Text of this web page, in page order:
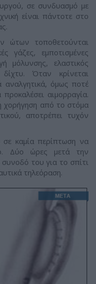
σε συνδυασμό με
είναι πάντοτε στο
ώτων τοποθετούνται
γάζες, εμποτισμένες
μόλυνσης, ελαστικός
Όταν κρίνεται
αναλγητικά, όμως ποτέ
αιμορραγία.
χορήγηση από το στόμα
αποτρέπει τυχόν
σε καμία περίπτωση να
Δύο ώρες μετά την
του για το σπίτι
τηλεόραση.